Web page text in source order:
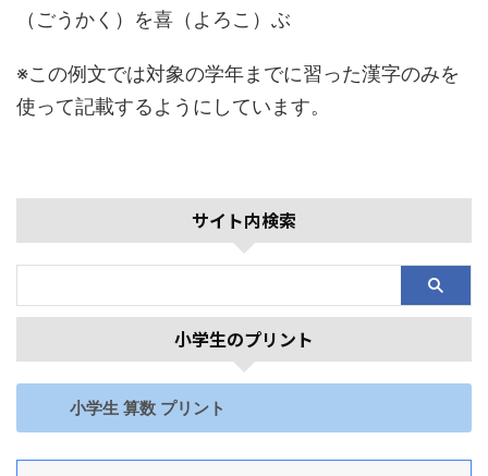
（ごうかく）を喜（よろこ）ぶ
※この例文では対象の学年までに習った漢字のみを
使って記載するようにしています。
サイト内検索
小学生のプリント
小学生 算数 プリント